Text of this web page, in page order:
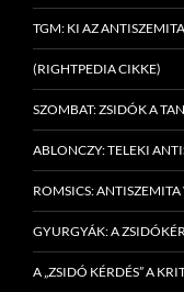
TGM: KI AZ
(RIGHTPEDIA CIKKE)
SZOMBAT: ZSIDÓK A
ABLONCZY: TELEKI
ROMSICS:
GYURGYÁK: A
A „ZSIDÓ KÉRDÉS” A